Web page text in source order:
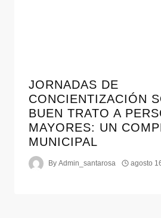
JORNADAS DE
CONCIENTIZACIÓN
BUEN TRATO A
MAYORES: UN
MUNICIPAL
By Admin_santarosa agosto